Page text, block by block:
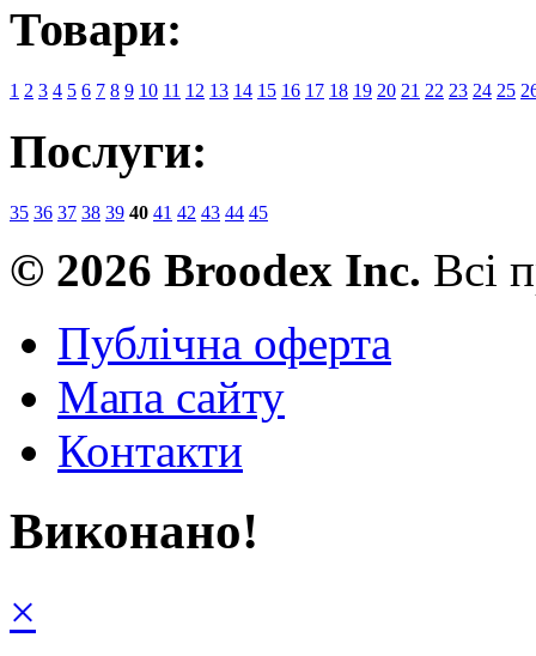
Товари:
1 2 3 4 5 6 7 8 9 10 11 12 13 14 15 16 17 18 19 20 21 22 23 24 25
Послуги:
35 36 37 38 39 40 41 42 43 44 45
© 2026 Broodex Inc. Всі
Публічна оферта
Мапа сайту
Контакти
Виконано!
×